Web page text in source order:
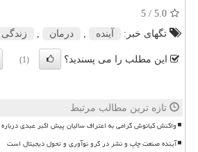
5.0
/ 5
تگهای خبر:
آینده , درمان , زندگی
این مطلب را می پسندید؟ (1)
تازه ترین مطالب مرتبط
واکنش کیانوش گرامی به اعتراف سالیان پیش اکبر عبدی
آینده صنعت چاپ و نشر در گرو نوآوری و تحول دیجیتال است